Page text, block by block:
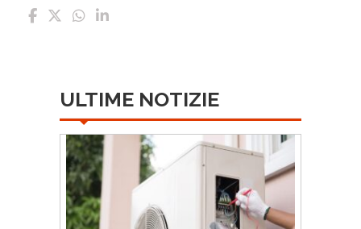
ULTIME NOTIZIE